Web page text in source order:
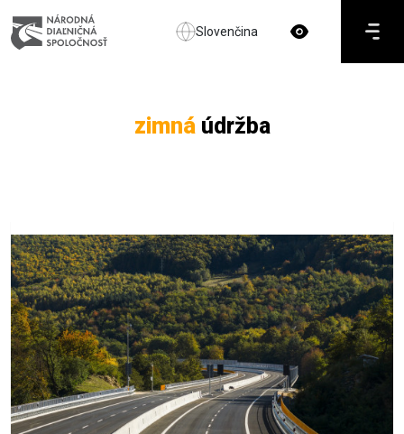
Slovenčina
zimnáúdržba